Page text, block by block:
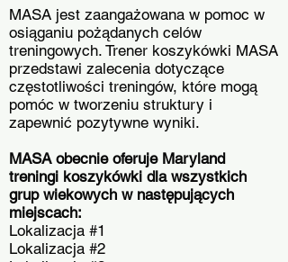
MASA jest zaangażowana w pomoc w
osiąganiu pożądanych celów
treningowych. Trener koszykówki MASA
przedstawi zalecenia dotyczące
częstotliwości treningów, które mogą
pomóc w tworzeniu struktury i
zapewnić pozytywne wyniki.
MASA obecnie oferuje Maryland
treningi koszykówki dla wszystkich
grup wiekowych w następujących
miejscach:
Lokalizacja #1
Lokalizacja #2